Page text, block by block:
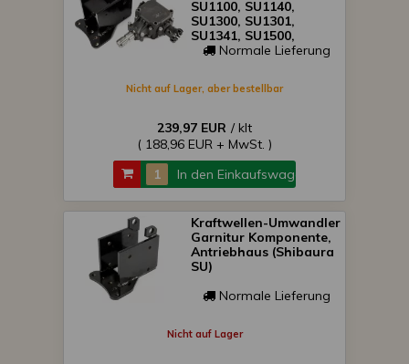
SU1100, SU1140,
SU1300, SU1301,
SU1341, SU1500,
SU1540 japanische
Normale Lieferung
Nicht auf Lager, aber bestellbar
239,97 EUR / klt
( 188,96 EUR + MwSt. )
In den Einkaufswagen
Kraftwellen-Umwandler
Garnitur Komponente,
Antriebhaus (Shibaura
SU)
Normale Lieferung
Nicht auf Lager